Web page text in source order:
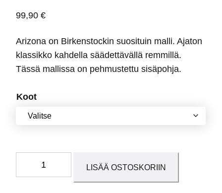
99,90 €
Arizona on Birkenstockin suosituin malli. Ajaton
klassikko kahdella säädettävällä remmillä.
Tässä mallissa on pehmustettu sisäpohja.
Koot
LISÄÄ OSTOSKORIIN